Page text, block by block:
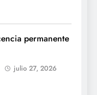
permanente
julio 27, 2026